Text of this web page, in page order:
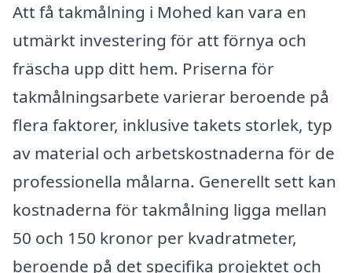
Att få takmålning i Mohed kan vara en
utmärkt investering för att förnya och
fräscha upp ditt hem. Priserna för
takmålningsarbete varierar beroende på
flera faktorer, inklusive takets storlek, typ
av material och arbetskostnaderna för de
professionella målarna. Generellt sett kan
kostnaderna för takmålning ligga mellan
50 och 150 kronor per kvadratmeter,
beroende på det specifika projektet och